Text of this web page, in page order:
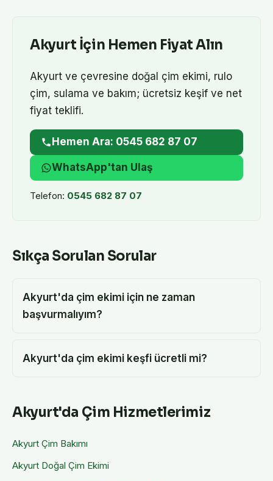
Akyurt İçin Hemen Fiyat Alın
Akyurt ve çevresine doğal çim ekimi, rulo
çim, sulama ve bakım; ücretsiz keşif ve net
fiyat teklifi.
Hemen Ara: 0545 682 87 07
WhatsApp'tan Ulaş
Telefon: 0545 682 87 07
Sıkça Sorulan Sorular
Akyurt'da çim ekimi için ne zaman
başvurmalıyım?
Akyurt'da çim ekimi keşfi ücretli mi?
Akyurt'da Çim Hizmetlerimiz
Akyurt Çim Bakımı
Akyurt Doğal Çim Ekimi